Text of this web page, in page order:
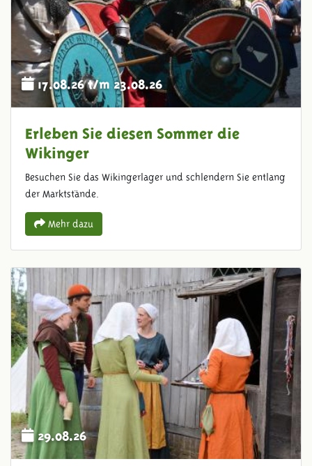
17.08.26 t/m 23.08.26
Erleben Sie diesen Sommer die
Wikinger
Besuchen Sie das Wikingerlager und schlendern Sie entlang
der Marktstände.
Mehr dazu
29.08.26